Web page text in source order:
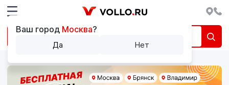
Ваш город Москва?
Да Нет